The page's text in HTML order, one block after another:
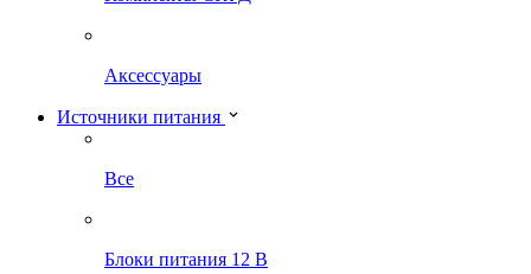
Аксессуары
Источники питания
Все
Блоки питания 12 В